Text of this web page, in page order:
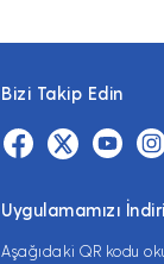
Bizi Takip Edin
Uygulamamızı
Aşağıdaki QR kodu